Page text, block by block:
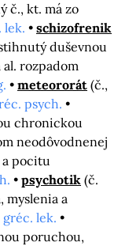
č., kt. má zo
lek.
schizofrenik
duševnou
rozpadom
meteororát (č.,
psych.
chronickou
neodôvodnenej
pocitu
psychotik (č.
a
gréc. lek.
poruchou,